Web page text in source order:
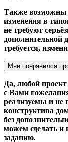
Также возможны
изменения в
не требуют
дополнительной
требуется,
Мне понравился
Да, любой
с Вами
реализуемы и не
конструктива
без
можем сделать и
заданию.